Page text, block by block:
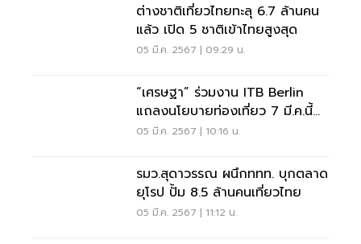
ต่างชาติเที่ยวไทยทะลุ 6.7 ล้านคน
แล้ว เปิด 5 ชาติเข้าไทยสูงสุด
05 มี.ค. 2567 | 09:29 น.
“เศรษฐา” ร่วมงาน ITB Berlin
แถลงนโยบายท่องเที่ยว 7 มี.ค.นี้
ดึงยุโรปเที่ยวไทย
05 มี.ค. 2567 | 10:16 น.
รมว.สุดาวรรณ ผนึกททท. บุกตลาด
ยุโรป ปั้ม 8.5 ล้านคนเที่ยวไทย
05 มี.ค. 2567 | 11:12 น.